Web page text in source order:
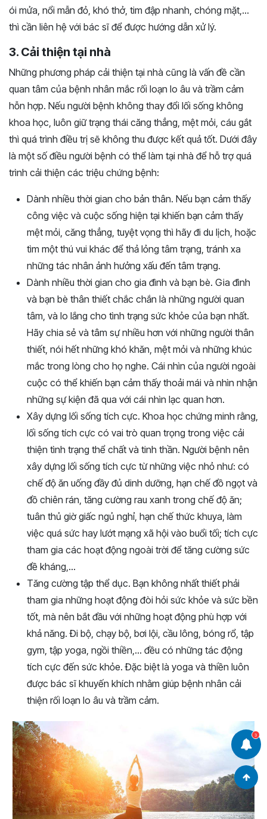
3
ói mửa, nổi mẫn đỏ, khó thở, tim đập nhanh, chóng mặt,…
thì cần liên hệ với bác sĩ để được hướng dẫn xử lý.
3. Cải thiện tại nhà
Những phương pháp cải thiện tại nhà cũng là vấn đề cần
quan tâm của bệnh nhân mắc rối loạn lo âu và trầm cảm
hỗn hợp. Nếu người bệnh không thay đổi lối sống không
khoa học, luôn giữ trạng thái căng thẳng, mệt mỏi, cáu gắt
thì quá trình điều trị sẽ không thu được kết quả tốt. Dưới đây
là một số điều người bệnh có thể làm tại nhà để hỗ trợ quá
trình cải thiện các triệu chứng bệnh:
Dành nhiều thời gian cho bản thân. Nếu bạn cảm thấy
công việc và cuộc sống hiện tại khiến bạn cảm thấy
mệt mỏi, căng thẳng, tuyệt vọng thì hãy đi du lịch, hoặc
tìm một thú vui khác để thả lỏng tâm trạng, tránh xa
những tác nhân ảnh hưởng xấu đến tâm trạng.
Dành nhiều thời gian cho gia đình và bạn bè. Gia đình
và bạn bè thân thiết chắc chắn là những người quan
tâm, và lo lắng cho tình trạng sức khỏe của bạn nhất.
Hãy chia sẻ và tâm sự nhiều hơn với những người thân
thiết, nói hết những khó khăn, mệt mỏi và những khúc
mắc trong lòng cho họ nghe. Cái nhìn của người ngoài
cuộc có thể khiến bạn cảm thấy thoải mái và nhìn nhận
những sự kiện đã qua với cái nhìn lạc quan hơn.
Xây dựng lối sống tích cực. Khoa học chứng minh rằng,
lối sống tích cực có vai trò quan trọng trong việc cải
thiện tình trạng thể chất và tinh thần. Người bệnh nên
xây dựng lối sống tích cực từ những việc nhỏ như: có
chế độ ăn uống đầy đủ dinh dưỡng, hạn chế đồ ngọt và
đồ chiên rán, tăng cường rau xanh trong chế độ ăn;
tuân thủ giờ giấc ngủ nghỉ, hạn chế thức khuya, làm
việc quá sức hay lướt mạng xã hội vào buổi tối; tích cực
tham gia các hoạt động ngoài trời để tăng cường sức
đề kháng,…
Tăng cường tập thể dục. Bạn không nhất thiết phải
tham gia những hoạt động đòi hỏi sức khỏe và sức bền
tốt, mà nên bắt đầu với những hoạt động phù hợp với
khả năng. Đi bộ, chạy bộ, bơi lội, cầu lông, bóng rổ, tập
gym, tập yoga, ngồi thiền,… đều có những tác động
tích cực đến sức khỏe. Đặc biệt là yoga và thiền luôn
được bác sĩ khuyến khích nhằm giúp bệnh nhân cải
thiện rối loạn lo âu và trầm cảm.